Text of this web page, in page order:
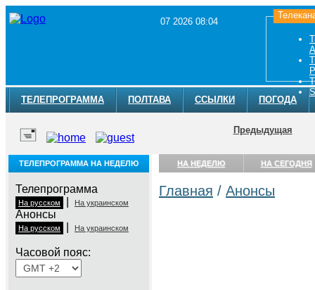
07 2026 08:04
ТЕЛЕПРОГРАММА ПОЛТАВА ССЫЛКИ ПОГОДА
Предыдущая
ТЕЛЕПРОГРАММА НА НЕДЕЛЮ
Телепрограмма
На русском На украинском
Анонсы
На русском На украинском
Часовой пояс:
НА НЕДЕЛЮ НА СЕГОДНЯ
Главная / Анонсы